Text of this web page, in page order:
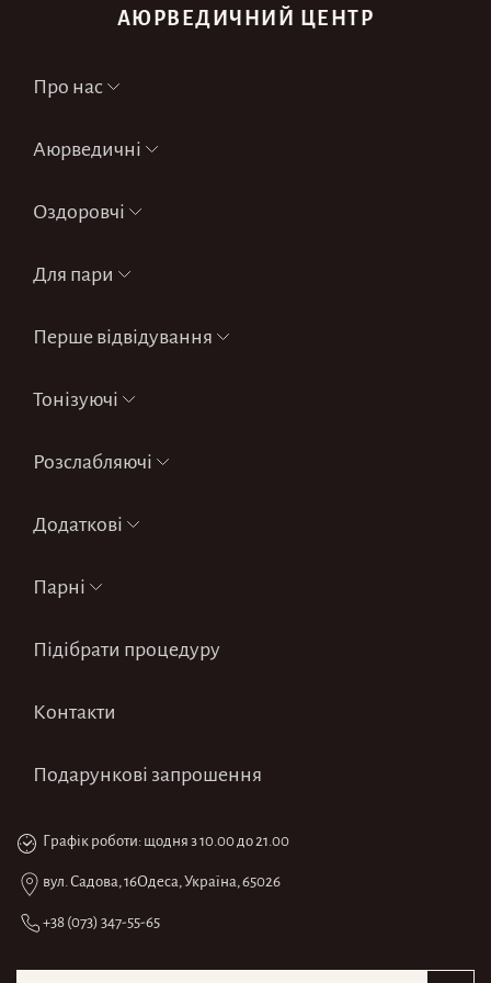
АЮРВЕДИЧНИЙ ЦЕНТР
Про нас
Аюрведичні
Оздоровчі
Для пари
Перше відвідування
Тонізуючі
Розслабляючі
Додаткові
Парні
Підібрати процедуру
Контакти
Подарункові запрошення
Графік роботи: щодня з 10.00 до 21.00
вул. Садова, 16Одеса, Україна, 65026
+38 (073) 347-55-65